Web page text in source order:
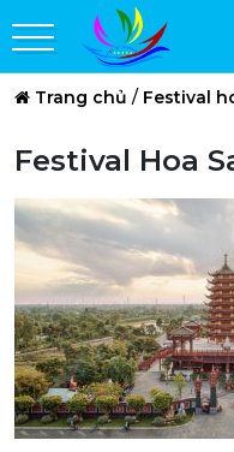
Trang chủ / Festival
Festival Hoa